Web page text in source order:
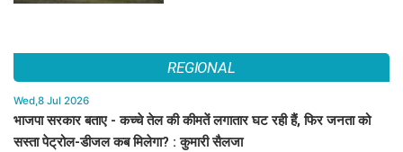
REGIONAL
Wed,8 Jul 2026
भाजपा सरकार बताए - कच्चे तेल की कीमतें लगातार घट रही हैं, फिर जनता को
सस्ता पेट्रोल-डीजल कब मिलेगा? : कुमारी सैलजा